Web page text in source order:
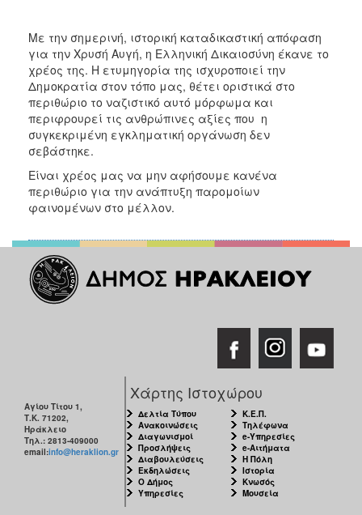
Με την σημερινή, ιστορική καταδικαστική απόφαση
για την Χρυσή Αυγή, η Ελληνική Δικαιοσύνη έκανε το
χρέος της. Η ετυμηγορία της ισχυροποιεί την
Δημοκρατία στον τόπο μας, θέτει οριστικά στο
περιθώριο το ναζιστικό αυτό μόρφωμα και
περιφρουρεί τις ανθρώπινες αξίες που η
συγκεκριμένη εγκληματική οργάνωση δεν
σεβάστηκε.
Είναι χρέος μας να μην αφήσουμε κανένα
περιθώριο για την ανάπτυξη παρομοίων
φαινομένων στο μέλλον.
Αγίου Τίτου 1,
Τ.Κ. 71202,
Ηράκλειο
Τηλ.: 2813-409000
email:info@heraklion.gr
Χάρτης Ιστοχώρου
Δελτία Τύπου
Ανακοινώσεις
Διαγωνισμοί
Προσλήψεις
Διαβουλεύσεις
Εκδηλώσεις
Ο Δήμος
Υπηρεσίες
Κ.Ε.Π.
Τηλέφωνα
e-Υπηρεσίες
e-Αιτήματα
Η Πόλη
Ιστορία
Κνωσός
Μουσεία